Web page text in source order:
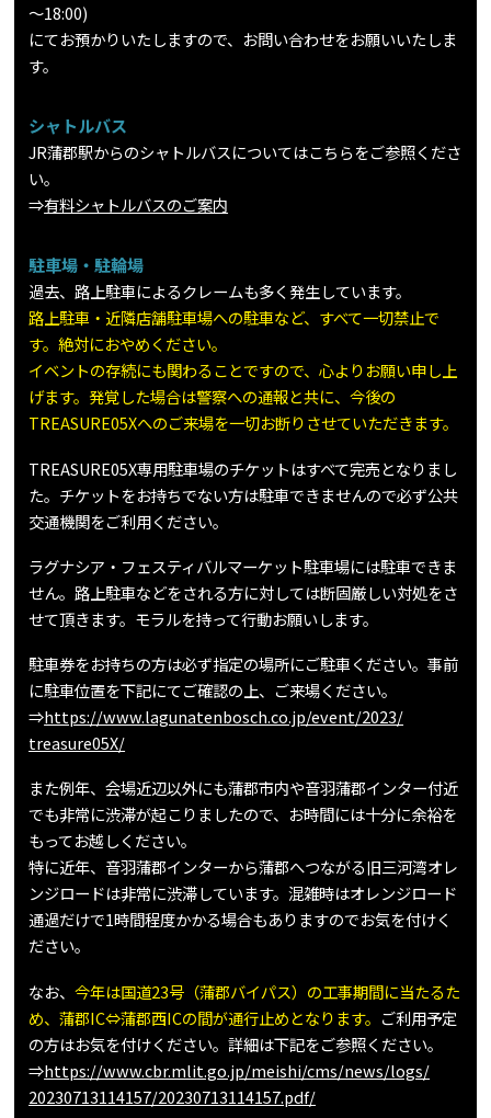
～18:00)
にてお預かりいたしますので、お問い合わせをお願いいたしま
す。
シャトルバス
JR蒲郡駅からのシャトルバスについてはこちらをご参照くださ
い。
⇒有料シャトルバスのご案内
駐車場・駐輪場
過去、路上駐車によるクレームも多く発生しています。
路上駐車・近隣店舗駐車場への駐車など、すべて一切禁止で
す。絶対におやめください。
イベントの存続にも関わることですので、心よりお願い申し上
げます。発覚した場合は警察への通報と共に、今後の
TREASURE05Xへのご来場を一切お断りさせていただきます。
TREASURE05X専用駐車場のチケットはすべて完売となりまし
た。チケットをお持ちでない方は駐車できませんので必ず公共
交通機関をご利用ください。
ラグナシア・フェスティバルマーケット駐車場には駐車できま
せん。路上駐車などをされる方に対しては断固厳しい対処をさ
せて頂きます。モラルを持って行動お願いします。
駐車券をお持ちの方は必ず指定の場所にご駐車ください。事前
に駐車位置を下記にてご確認の上、ご来場ください。
⇒https://www.lagunatenbosch.co.jp/event/2023/
treasure05X/
また例年、会場近辺以外にも蒲郡市内や音羽蒲郡インター付近
でも非常に渋滞が起こりましたので、お時間には十分に余裕を
もってお越しください。
特に近年、音羽蒲郡インターから蒲郡へつながる旧三河湾オレ
ンジロードは非常に渋滞しています。混雑時はオレンジロード
通過だけで1時間程度かかる場合もありますのでお気を付けく
ださい。
なお、今年は国道23号（蒲郡バイパス）の工事期間に当たるた
め、蒲郡IC⇔蒲郡西ICの間が通行止めとなります。 ご利用予定
の方はお気を付けください。詳細は下記をご参照ください。
⇒https://www.cbr.mlit.go.jp/meishi/cms/news/logs/
20230713114157/20230713114157.pdf/